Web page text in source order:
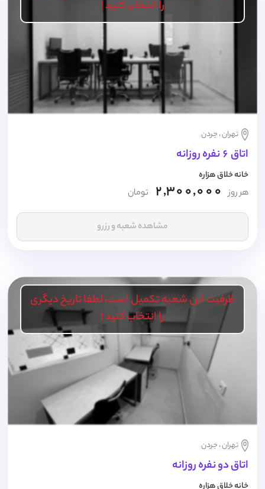
را انتخاب کنید !
تهران ، جردن
اتاق 6 نفره روزانه
خانه خلاق هزاره
هر روز 2,300,000 تومان
مشاهده شعبه و رزرو
ظرفیت این شعبه تکمیل است، لطفا تاریخ دیگری
را انتخاب کنید !
تهران ، جردن
اتاق دو نفره روزانه